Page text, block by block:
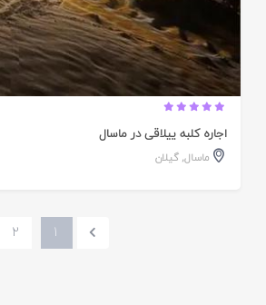
اجاره کلبه ییلاقی در ماسال
ماسال,گیلان
1
2